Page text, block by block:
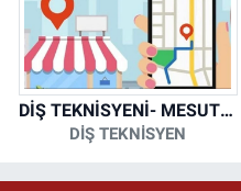
DİŞ TEKNİSYENİ- MESUT KORKMAZ
DİŞ TEKNİSYEN